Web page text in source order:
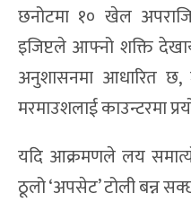
छनोटमा १० खेल
इजिप्टले आफ्नो शक्ति
अनुशासनमा आधारित
मरमाउशलाई काउन्टरमा
यदि आक्रमणले लय
ठूलो ‘अपसेट’ टोली बन्न